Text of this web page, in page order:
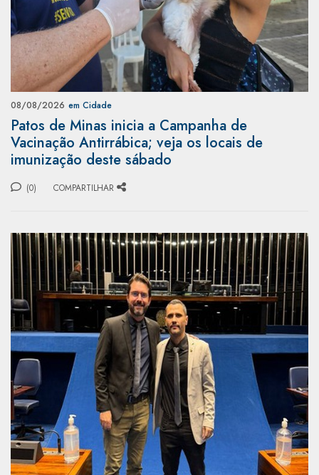
08/08/2026 em Cidade
Patos de Minas inicia a Campanha de
Vacinação Antirrábica; veja os locais de
imunização deste sábado
(0) COMPARTILHAR